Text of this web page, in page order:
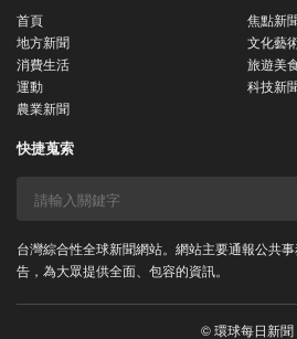
首頁
焦點新
地方新聞
文化藝
消費生活
旅遊美
運動
科技新
農業新聞
快捷蒐索
台灣綜合性全球新聞網站。網站主要通報公共
告，為大眾提供全面、包容的資訊。
© 環球每日新聞